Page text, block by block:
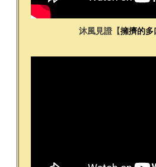
沐風見證【擁擠的多